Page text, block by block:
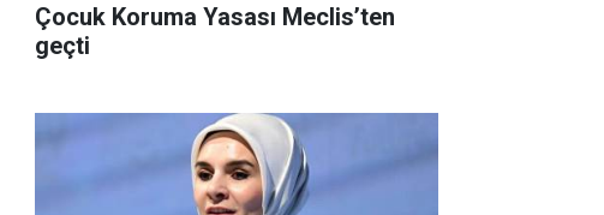
Çocuk Koruma Yasası Meclis’ten
geçti